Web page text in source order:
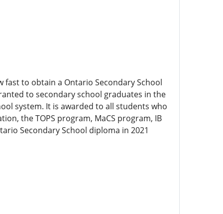
fast to obtain a Ontario Secondary School
to secondary school graduates in the
system. It is awarded to all students who
the TOPS program, MaCS program, IB
Secondary School diploma in 2021